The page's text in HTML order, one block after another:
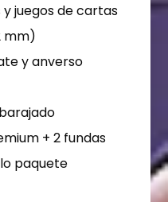
y juegos de cartas
mm)
y anverso
+ 2 fundas
paquete